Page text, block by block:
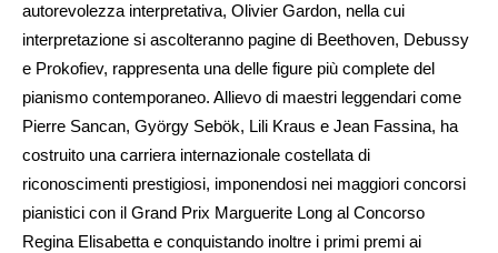
autorevolezza interpretativa, Olivier Gardon, nella cui
interpretazione si ascolteranno pagine di Beethoven, Debussy
e Prokofiev, rappresenta una delle figure più complete del
pianismo contemporaneo. Allievo di maestri leggendari come
Pierre Sancan, György Sebök, Lili Kraus e Jean Fassina, ha
costruito una carriera internazionale costellata di
riconoscimenti prestigiosi, imponendosi nei maggiori concorsi
pianistici con il Grand Prix Marguerite Long al Concorso
Regina Elisabetta e conquistando inoltre i primi premi ai